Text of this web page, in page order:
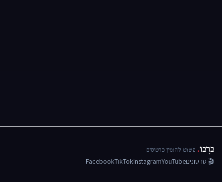
בּרָבוֹ. פשוט להזמין כרטיסים
🎬 סרטוניםYouTube
Instagram
TikTok
Facebook